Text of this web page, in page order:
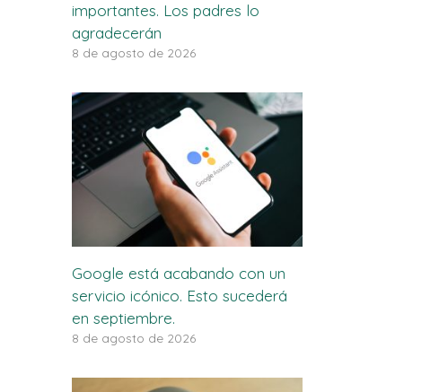
importantes. Los padres lo
agradecerán
8 de agosto de 2026
Google está acabando con un
servicio icónico. Esto sucederá
en septiembre.
8 de agosto de 2026